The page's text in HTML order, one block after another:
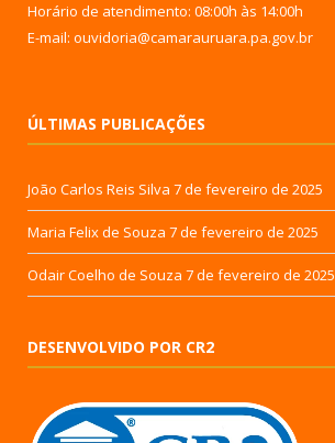
Horário de atendimento: 08:00h às 14:00h
E-mail: ouvidoria@camarauruara.pa.gov.br
ÚLTIMAS PUBLICAÇÕES
João Carlos Reis Silva 7 de fevereiro de 2025
Maria Felix de Souza 7 de fevereiro de 2025
Odair Coelho de Souza 7 de fevereiro de 2025
DESENVOLVIDO POR CR2